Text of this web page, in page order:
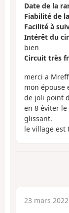
Date de la
Fiabilité de
Facilité à
Intérêt du
bien
Circuit très
merci a
mon épouse
de joli point
en 8 éviter
glissant.
le village est
23 mars